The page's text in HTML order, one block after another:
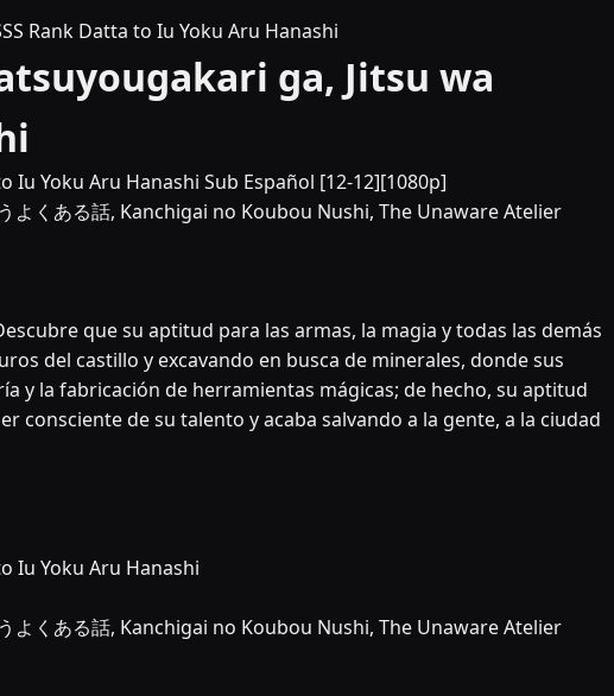
Rank Datta to Iu Yoku Aru Hanashi
ga, Jitsu wa
Yoku Aru Hanashi Sub Español [12-12][1080p]
よくある話, Kanchigai no Koubou Nushi, The Unaware Atelier
que su aptitud para las armas, la magia y todas las demás
del castillo y excavando en busca de minerales, donde sus
y la fabricación de herramientas mágicas; de hecho, su aptitud
consciente de su talento y acaba salvando a la gente, a la ciudad
Iu Yoku Aru Hanashi
よくある話, Kanchigai no Koubou Nushi, The Unaware Atelier